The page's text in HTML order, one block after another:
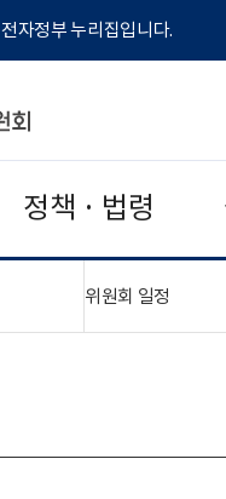
자정부 누리집입니다.
정책 · 법령
위원회 일정